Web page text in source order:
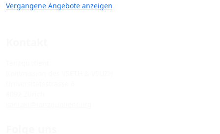
Vergangene Angebote anzeigen